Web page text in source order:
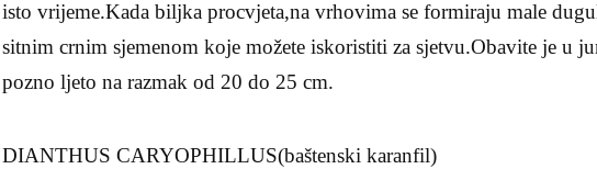
isto vrijeme.Kada biljka procvjeta,na vrhovima se formiraju male
sitnim crnim sjemenom koje možete iskoristiti za sjetvu.Obavite je u
pozno ljeto na razmak od 20 do 25 cm.
DIANTHUS CARYOPHILLUS(baštenski karanfil)